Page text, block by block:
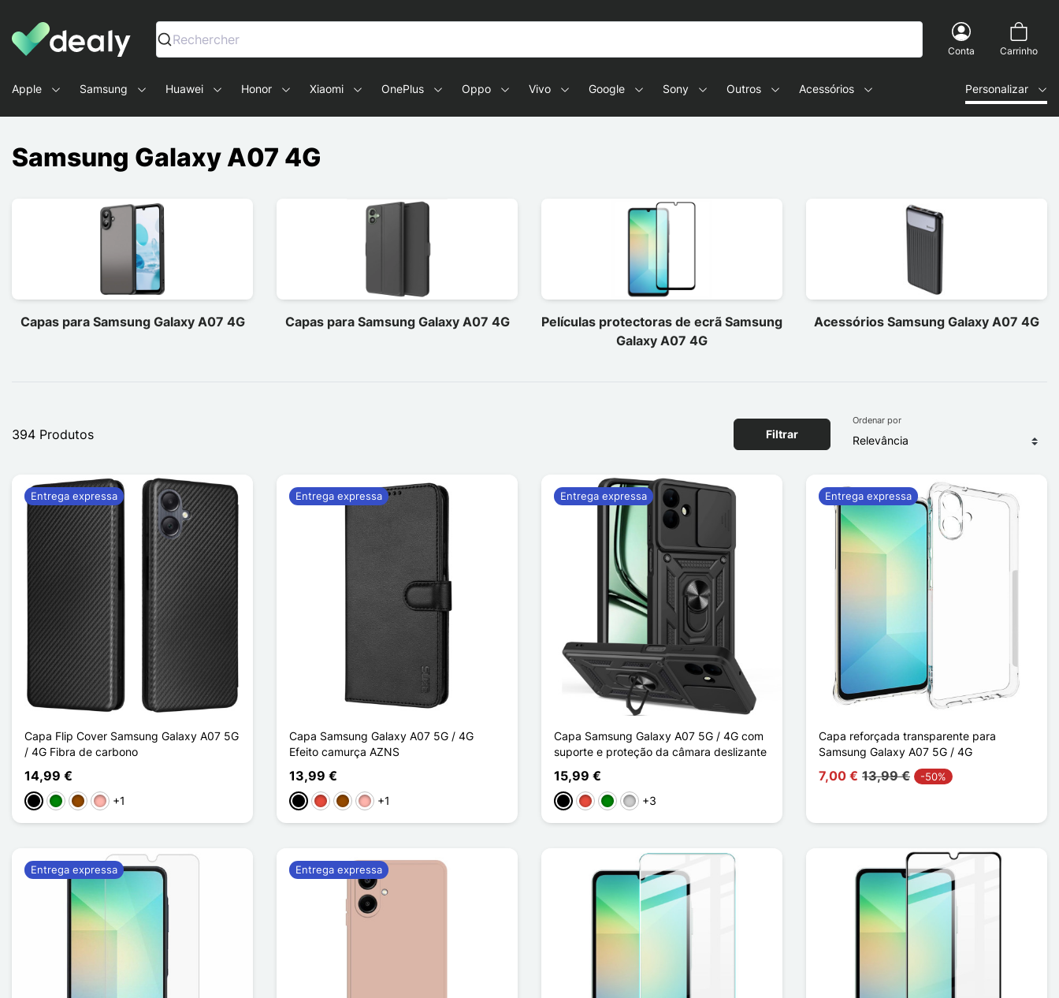
Dealy - Capas e acessórios para smartphones e tablets
Rechercher
Conta Carrinho
Apple Samsung Huawei Honor Xiaomi OnePlus Oppo Vivo Google Sony Outros Acessórios Personalizar
Samsung Galaxy A07 4G
Capas para Samsung Galaxy A07 4G Capas para Samsung Galaxy A07 4G
Películas protectoras de ecrã Samsung
Galaxy A07 4G
Acessórios Samsung Galaxy A07 4G
394 Produtos Filtrar
Ordenar por
Capa Flip Cover Samsung Galaxy A07 5G
/ 4G Fibra de carbono
14,99 €
PretoVerdeCastanho
Ouro rosa
+1
Entrega expressa
Capa Samsung Galaxy A07 5G / 4G
Efeito camurça AZNS
13,99 €
PretoVermelhoCastanho
Ouro rosa
+1
Entrega expressa
Capa Samsung Galaxy A07 5G / 4G com
suporte e proteção da câmara deslizante
15,99 €
PretoVermelho
VerdePrata+3
Entrega expressa
Capa reforçada transparente para
Samsung Galaxy A07 5G / 4G
7,00 € 13,99 € -50%
Entrega expressa
Entrega expressa Entrega expressa